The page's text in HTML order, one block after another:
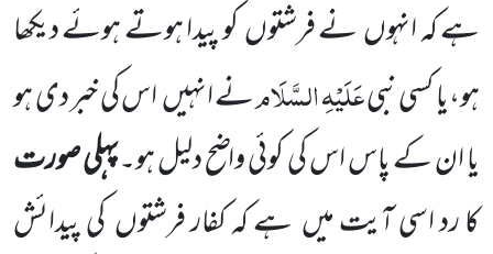
ہے کہ انہوںنے فرشتوںکو پیدا ہوتے ہوئے دیکھا
ہو،یا کسی نبیعَلَیْہِ السَّلَامنے انہیںاس کی خبر دی ہو
یا ان کے پاس اس کی کوئی واضح دلیل ہو۔پہلی صورت
کا رد اسی آیت میں ہے کہ کفار فرشتوںکی پیدائش